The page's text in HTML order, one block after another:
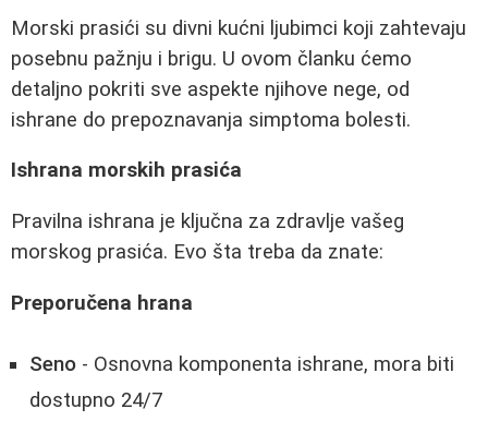
Morski prasići su divni kućni ljubimci koji zahtevaju
posebnu pažnju i brigu. U ovom članku ćemo
detaljno pokriti sve aspekte njihove nege, od
ishrane do prepoznavanja simptoma bolesti.
Ishrana morskih prasića
Pravilna ishrana je ključna za zdravlje vašeg
morskog prasića. Evo šta treba da znate:
Preporučena hrana
Seno - Osnovna komponenta ishrane, mora biti
dostupno 24/7